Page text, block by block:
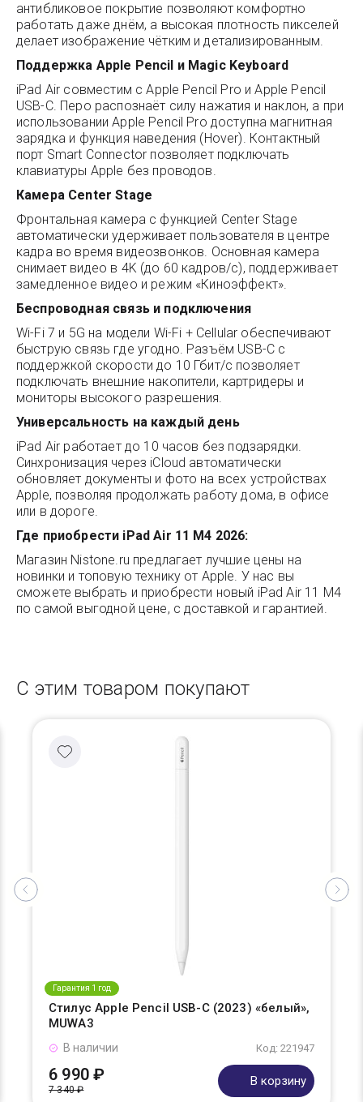
антибликовое покрытие позволяют комфортно
работать даже днём, а высокая плотность пикселей
делает изображение чётким и детализированным.
Поддержка Apple Pencil и Magic Keyboard
iPad Air совместим с Apple Pencil Pro и Apple Pencil
USB-C. Перо распознаёт силу нажатия и наклон, а при
использовании Apple Pencil Pro доступна магнитная
зарядка и функция наведения (Hover). Контактный
порт Smart Connector позволяет подключать
клавиатуры Apple без проводов.
Камера Center Stage
Фронтальная камера с функцией Center Stage
автоматически удерживает пользователя в центре
кадра во время видеозвонков. Основная камера
снимает видео в 4K (до 60 кадров/с), поддерживает
замедленное видео и режим «Киноэффект».
Беспроводная связь и подключения
Wi-Fi 7 и 5G на модели Wi-Fi + Cellular обеспечивают
быструю связь где угодно. Разъём USB-C с
поддержкой скорости до 10 Гбит/с позволяет
подключать внешние накопители, картридеры и
мониторы высокого разрешения.
Универсальность на каждый день
iPad Air работает до 10 часов без подзарядки.
Синхронизация через iCloud автоматически
обновляет документы и фото на всех устройствах
Apple, позволяя продолжать работу дома, в офисе
или в дороге.
Где приобрести iPad Air 11 M4 2026:
Магазин Nistone.ru предлагает лучшие цены на
новинки и топовую технику от Apple. У нас вы
сможете выбрать и приобрести новый iPad Air 11 M4
по самой выгодной цене, с доставкой и гарантией.
С этим товаром покупают
Гарантия 1 год
Стилус Apple Pencil USB-C (2023) «белый»,
MUWA3
Код: 221947
В наличии
6 990 ₽
7 340 ₽
В корзину